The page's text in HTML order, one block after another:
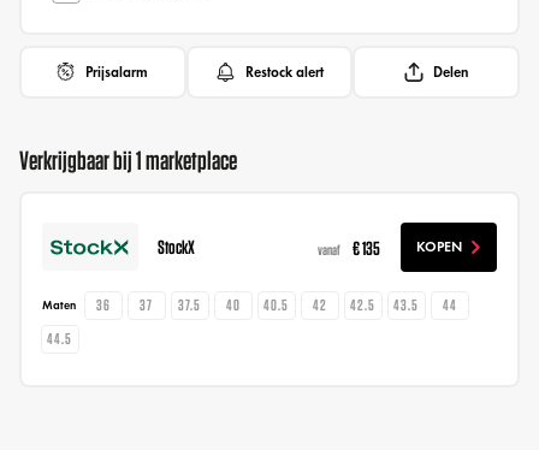
Prijsalarm Restock alert Delen
Verkrijgbaar bij 1 marketplace
StockX vanaf € 135 KOPEN
Maten 36 37 37.5 40 40.5 42 42.5 43.5
44
44.5